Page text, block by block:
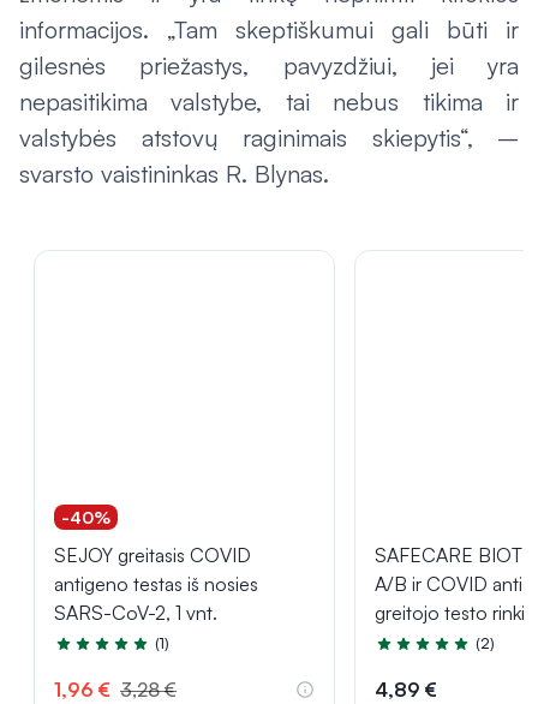
informacijos. „Tam skeptiškumui gali būti ir
gilesnės priežastys, pavyzdžiui, jei yra
nepasitikima valstybe, tai nebus tikima ir
valstybės atstovų raginimais skiepytis“, –
svarsto vaistininkas R. Blynas.
-40%
SEJOY greitasis COVID
antigeno testas iš nosies
SARS-CoV-2, 1 vnt.
Įvertinimas 5.0 iš 5
(1)
1,96 € 3,28 €
SAFECARE
A/B ir COVID
greitojo testo
Įvertinimas 5.0 iš 5
(2)
4,89 €